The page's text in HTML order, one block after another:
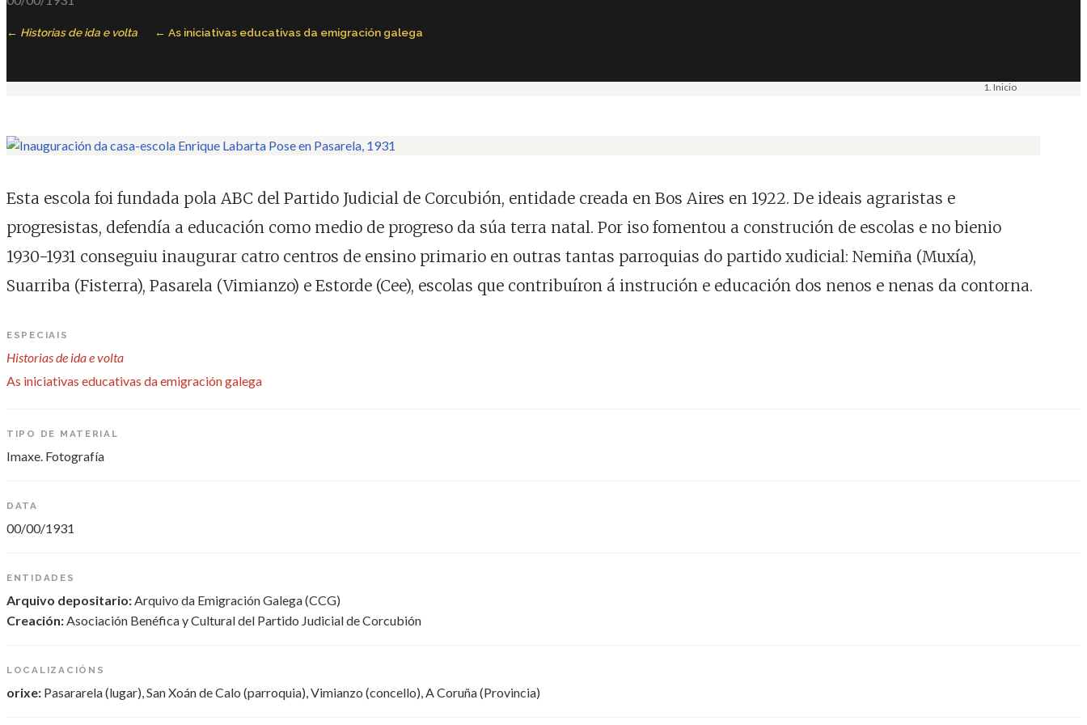
Historias de ida e volta As iniciativas educativas da emigración galega
Inicio
Esta escola foi fundada pola ABC del Partido Judicial de Corcubión, entidade creada en Bos Aires en 1922. De ideais agraristas e
progresistas, defendía a educación como medio de progreso da súa terra natal. Por iso fomentou a construción de escolas e no bienio
1930-1931 conseguiu inaugurar catro centros de ensino primario en outras tantas parroquias do partido xudicial: Nemiña (Muxía),
Suarriba (Fisterra), Pasarela (Vimianzo) e Estorde (Cee), escolas que contribuíron á instrución e educación dos nenos e nenas da contorna.
ESPECIAIS
Historias de ida e volta
As iniciativas educativas da emigración galega
TIPO DE MATERIAL
Imaxe. Fotografía
DATA
00/00/1931
ENTIDADES
Arquivo depositario:Arquivo da Emigración Galega (CCG)
Creación:Asociación Benéfica y Cultural del Partido Judicial de Corcubión
LOCALIZACIÓNS
orixe: Pasararela (lugar), San Xoán de Calo (parroquia), Vimianzo (concello), A Coruña (Provincia)